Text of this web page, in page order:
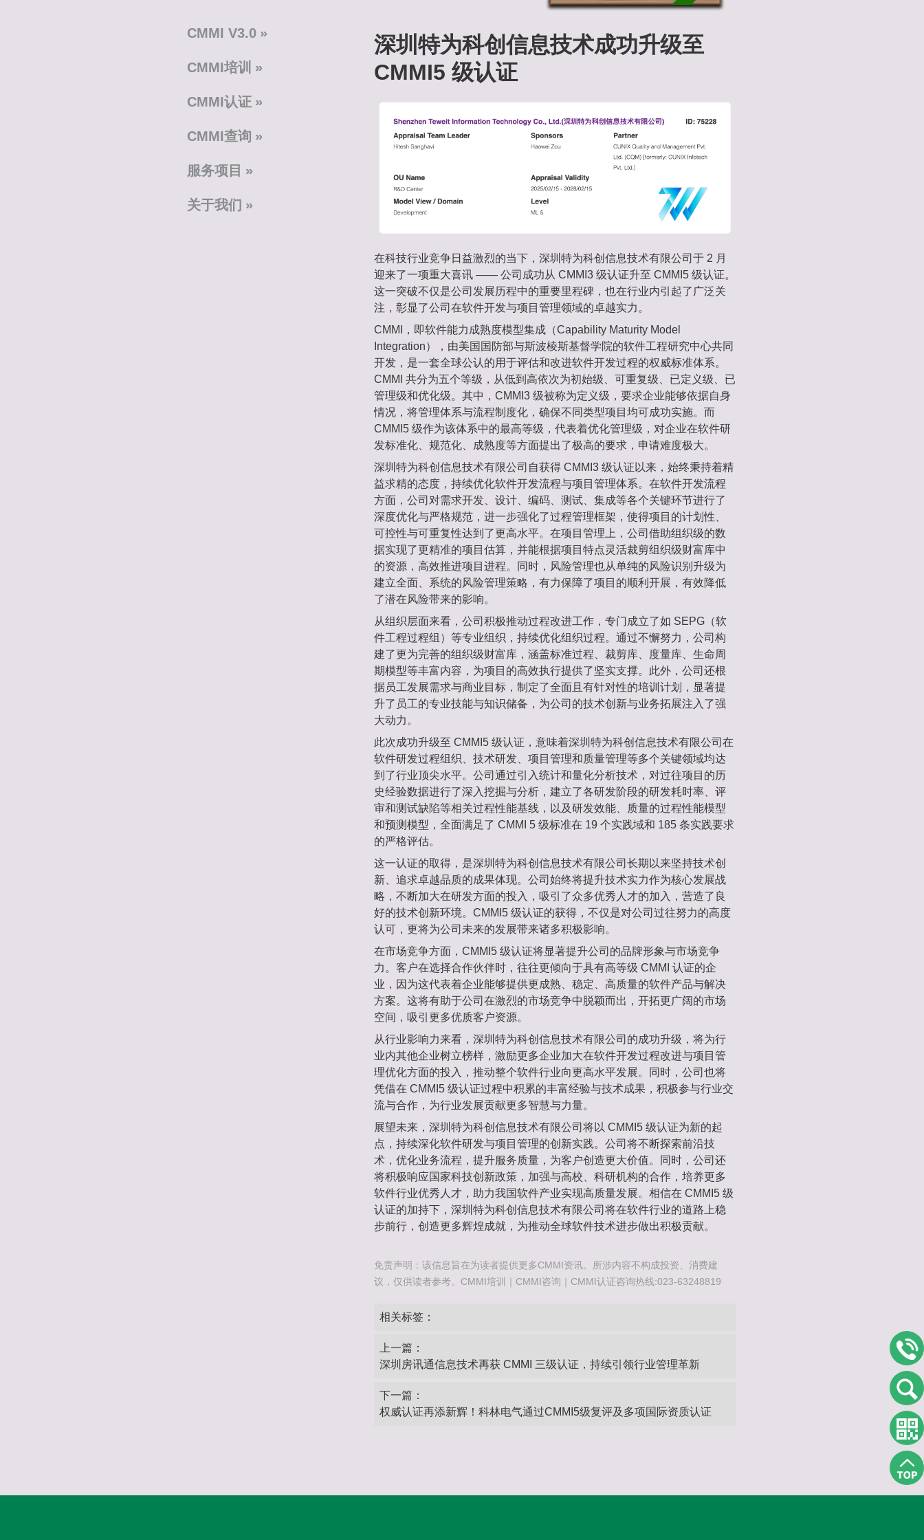
CMMI V3.0
CMMI培训
CMMI认证
CMMI查询
服务项目
关于我们
深圳特为科创信息技术成功升级至
CMMI5 级认证
在科技行业竞争日益激烈的当下，深圳特为科创信息技术有限公司于 2 月
迎来了一项重大喜讯 —— 公司成功从 CMMI3 级认证升至 CMMI5 级认证。
这一突破不仅是公司发展历程中的重要里程碑，也在行业内引起了广泛关
注，彰显了公司在软件开发与项目管理领域的卓越实力。
CMMI，即软件能力成熟度模型集成（Capability Maturity Model
Integration），由美国国防部与斯波棱斯基督学院的软件工程研究中心共同
开发，是一套全球公认的用于评估和改进软件开发过程的权威标准体系。
CMMI 共分为五个等级，从低到高依次为初始级、可重复级、已定义级、已
管理级和优化级。其中，CMMI3 级被称为定义级，要求企业能够依据自身
情况，将管理体系与流程制度化，确保不同类型项目均可成功实施。而
CMMI5 级作为该体系中的最高等级，代表着优化管理级，对企业在软件研
发标准化、规范化、成熟度等方面提出了极高的要求，申请难度极大。
深圳特为科创信息技术有限公司自获得 CMMI3 级认证以来，始终秉持着精
益求精的态度，持续优化软件开发流程与项目管理体系。在软件开发流程
方面，公司对需求开发、设计、编码、测试、集成等各个关键环节进行了
深度优化与严格规范，进一步强化了过程管理框架，使得项目的计划性、
可控性与可重复性达到了更高水平。在项目管理上，公司借助组织级的数
据实现了更精准的项目估算，并能根据项目特点灵活裁剪组织级财富库中
的资源，高效推进项目进程。同时，风险管理也从单纯的风险识别升级为
建立全面、系统的风险管理策略，有力保障了项目的顺利开展，有效降低
了潜在风险带来的影响。
从组织层面来看，公司积极推动过程改进工作，专门成立了如 SEPG（软
件工程过程组）等专业组织，持续优化组织过程。通过不懈努力，公司构
建了更为完善的组织级财富库，涵盖标准过程、裁剪库、度量库、生命周
期模型等丰富内容，为项目的高效执行提供了坚实支撑。此外，公司还根
据员工发展需求与商业目标，制定了全面且有针对性的培训计划，显著提
升了员工的专业技能与知识储备，为公司的技术创新与业务拓展注入了强
大动力。
此次成功升级至 CMMI5 级认证，意味着深圳特为科创信息技术有限公司在
软件研发过程组织、技术研发、项目管理和质量管理等多个关键领域均达
到了行业顶尖水平。公司通过引入统计和量化分析技术，对过往项目的历
史经验数据进行了深入挖掘与分析，建立了各研发阶段的研发耗时率、评
审和测试缺陷等相关过程性能基线，以及研发效能、质量的过程性能模型
和预测模型，全面满足了 CMMI 5 级标准在 19 个实践域和 185 条实践要求
的严格评估。
这一认证的取得，是深圳特为科创信息技术有限公司长期以来坚持技术创
新、追求卓越品质的成果体现。公司始终将提升技术实力作为核心发展战
略，不断加大在研发方面的投入，吸引了众多优秀人才的加入，营造了良
好的技术创新环境。CMMI5 级认证的获得，不仅是对公司过往努力的高度
认可，更将为公司未来的发展带来诸多积极影响。
在市场竞争方面，CMMI5 级认证将显著提升公司的品牌形象与市场竞争
力。客户在选择合作伙伴时，往往更倾向于具有高等级 CMMI 认证的企
业，因为这代表着企业能够提供更成熟、稳定、高质量的软件产品与解决
方案。这将有助于公司在激烈的市场竞争中脱颖而出，开拓更广阔的市场
空间，吸引更多优质客户资源。
从行业影响力来看，深圳特为科创信息技术有限公司的成功升级，将为行
业内其他企业树立榜样，激励更多企业加大在软件开发过程改进与项目管
理优化方面的投入，推动整个软件行业向更高水平发展。同时，公司也将
凭借在 CMMI5 级认证过程中积累的丰富经验与技术成果，积极参与行业交
流与合作，为行业发展贡献更多智慧与力量。
展望未来，深圳特为科创信息技术有限公司将以 CMMI5 级认证为新的起
点，持续深化软件研发与项目管理的创新实践。公司将不断探索前沿技
术，优化业务流程，提升服务质量，为客户创造更大价值。同时，公司还
将积极响应国家科技创新政策，加强与高校、科研机构的合作，培养更多
软件行业优秀人才，助力我国软件产业实现高质量发展。相信在 CMMI5 级
认证的加持下，深圳特为科创信息技术有限公司将在软件行业的道路上稳
步前行，创造更多辉煌成就，为推动全球软件技术进步做出积极贡献。
免责声明：该信息旨在为读者提供更多CMMI资讯。所涉内容不构成投资、消费建
议，仅供读者参考。CMMI培训｜CMMI咨询｜CMMI认证咨询热线:023-63248819
相关标签：
上一篇：
深圳房讯通信息技术再获 CMMI 三级认证，持续引领行业管理革新
下一篇：
权威认证再添新辉！科林电气通过CMMI5级复评及多项国际资质认证‌